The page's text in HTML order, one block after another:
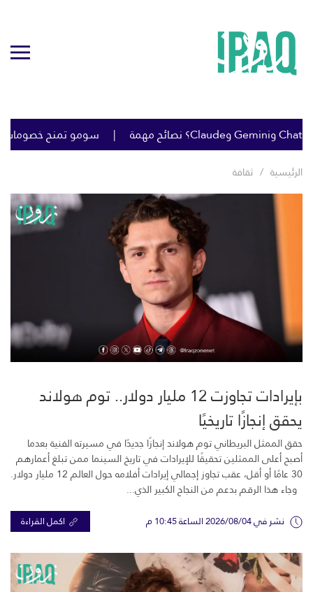
سومو تمنح خصومات كبيرة على خام
الرئيسية ثقافة
بإيرادات تجاوزت 12 مليار دولار.. توم هولاند
يحقق إنجازًا تاريخيًا
حقق الممثل البريطاني توم هولاند إنجازًا جديدًا في مسيرته الفنية بعدما
أصبح أعلى الممثلين تحقيقًا للإيرادات في تاريخ السينما ممن تبلغ أعمارهم
30 عامًا أو أقل، عقب تجاوز إجمالي إيرادات أفلامه حول العالم 12 مليار دولار.
وجاء هذا الرقم بدعم من النجاح الكبير الذي...
نشر في 2026/08/04 الساعة 10:45 م اكمل القراءة